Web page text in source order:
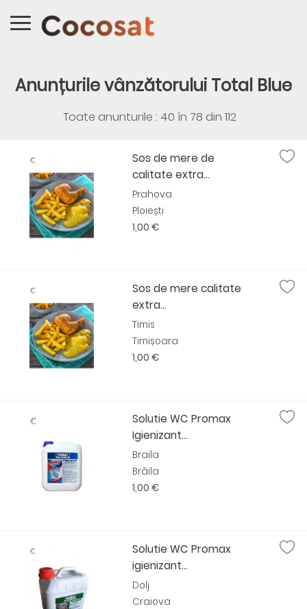
Anunțurile vânzătorului Total Blue
Toate anunturile : 40 în 78 din112
Sos de mere de
calitate extra...
Prahova
Ploiești
1,00 €
Sos de mere calitate
extra...
Timis
Timișoara
1,00 €
Solutie WC Promax
Igienizant...
Braila
Brăila
1,00 €
Solutie WC Promax
igienizant...
Dolj
Craiova